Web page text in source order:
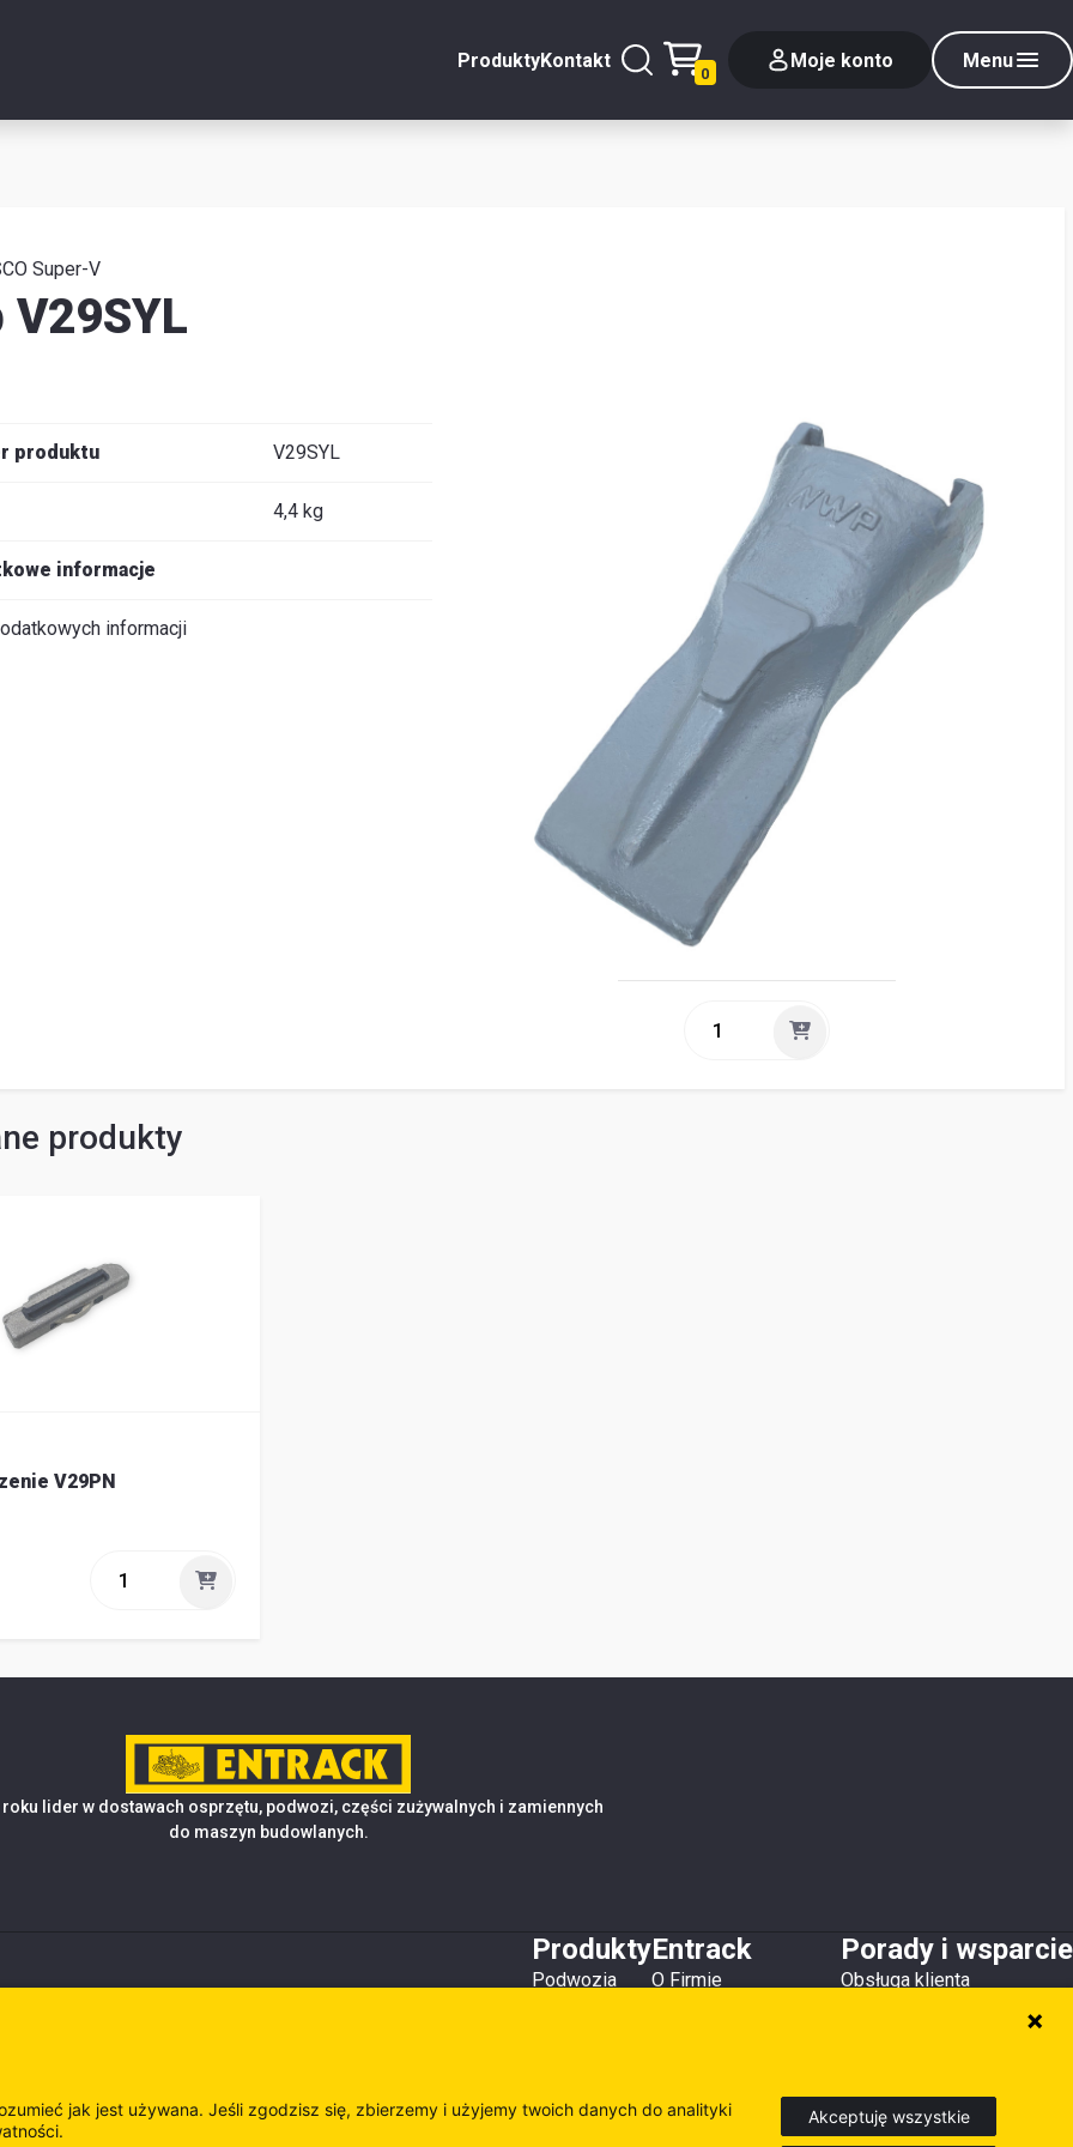
ProduktyKontakt
0
Moje konto Menu
Zamknij
Super-V
V29SYL
produktu V29SYL
4,4 kg
informacje
informacji
produkty
V29PN
roku lider w dostawach osprzętu, podwozi, części zużywalnych i zamiennych
do maszyn budowlanych.
Produkty
Podwozia
Entrack
O Firmie
Porady i wsparcie
Obsługa klienta
jak jest używana. Jeśli zgodzisz się, zbierzemy i użyjemy twoich danych do analityki
Akceptuję wszystkie